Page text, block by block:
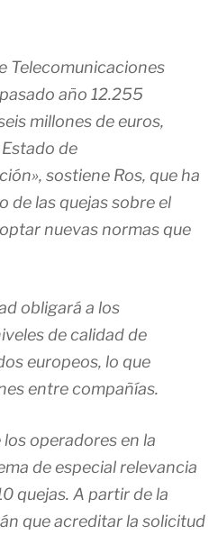
Telecomunicaciones
año 12.255
millones de euros,
de
sostiene Ros, que ha
de las quejas sobre el
nuevas normas que
obligará a los
de calidad de
europeos, lo que
entre compañías.
operadores en la
de especial relevancia
quejas. A partir de la
que acreditar la solicitud